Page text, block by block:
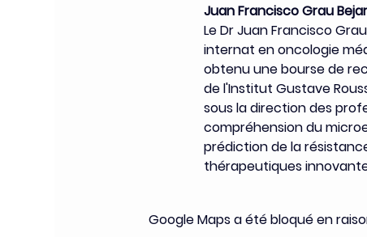
Juan Francisco Grau
Le Dr Juan Francisco
internat en oncologie
obtenu une bourse de
de l'Institut Gustave
sous la direction des
compréhension du
prédiction de la
thérapeutiques
Google Maps a été bloqué en